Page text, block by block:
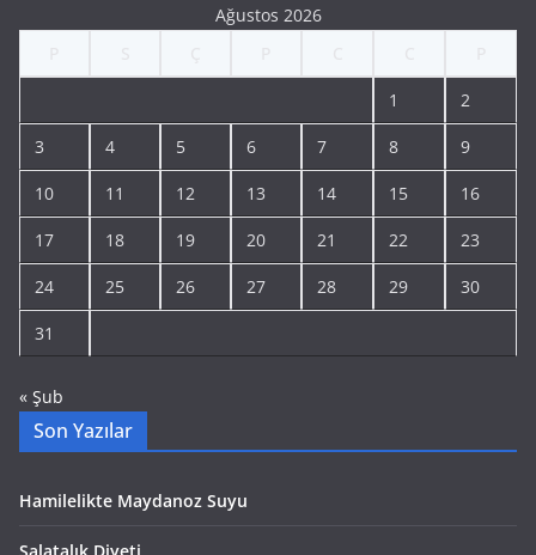
Ağustos 2026
1 2
3 4 5 6 7 8 9
10 11 12 13 14 15 16
17 18 19 20 21 22 23
24 25 26 27 28 29 30
31
« Şub
Son Yazılar
Hamilelikte Maydanoz Suyu
Salatalık Diyeti